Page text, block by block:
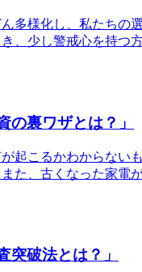
多様化し、私たちの
、少し警戒心を持つ
の裏ワザとは？」
起こるかわからない
た、古くなった家電
突破法とは？」